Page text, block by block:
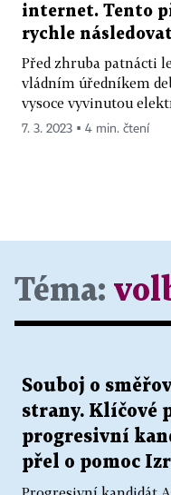
internet. Tento
rychle
Před zhruba patnácti
vládním úředníkem
vysoce vyvinutou
7. 3. 2023 ▪ 4 min. čtení
Téma:
Souboj o
strany. Klíčové
progresivní
přel o pomoc